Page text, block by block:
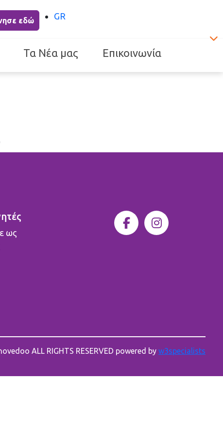
εδώ GR
Τα Νέα μας Επικοινωνία
ως
ALL RIGHTS RESERVED powered by w3specialists